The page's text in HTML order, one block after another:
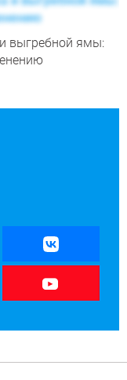
выгребной ямы: